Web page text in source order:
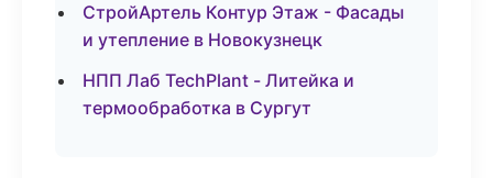
СтройАртель Контур Этаж - Фасады
и утепление в Новокузнецк
НПП Лаб TechPlant - Литейка и
термообработка в Сургут